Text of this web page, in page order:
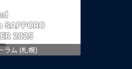
ラム (札幌)